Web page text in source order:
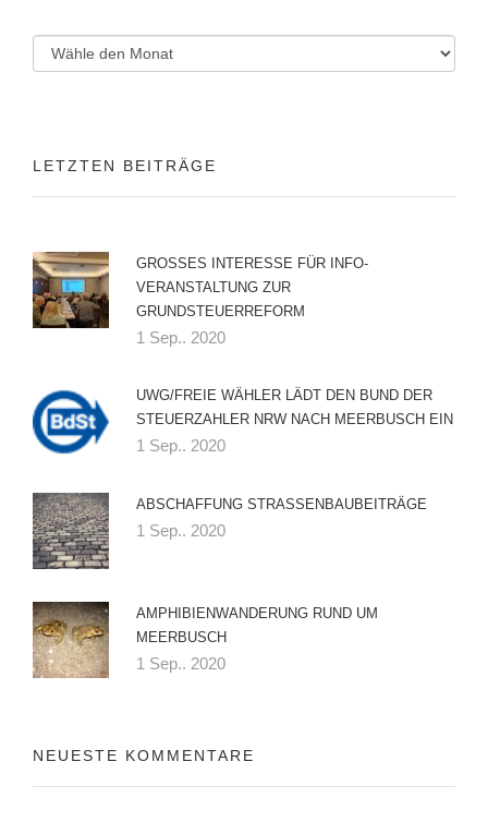
LETZTEN BEITRÄGE
GROSSES INTERESSE FÜR INFO-V
ERANSTALTUNG ZUR G
RUNDSTEUERREFORM
1 Sep.. 2020
UWG/FREIE WÄHLER LÄDT DEN BUND DER
STEUERZAHLER NRW NACH MEERBUSCH EIN
1 Sep.. 2020
ABSCHAFFUNG STRASSENBAUBEITRÄGE
1 Sep.. 2020
AMPHIBIENWANDERUNG RUND UM
MEERBUSCH
1 Sep.. 2020
NEUESTE KOMMENTARE